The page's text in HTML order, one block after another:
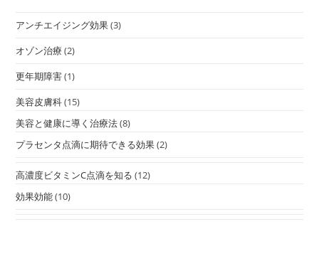
アンチエイジング効果(3)
オゾン治療 (2)
更年期障害(1)
美容皮膚科(15)
美容と健康に導く治療法(8)
プラセンタ点滴に期待できる効果(2)
高濃度ビタミンC点滴を知る (12)
効果効能(10)